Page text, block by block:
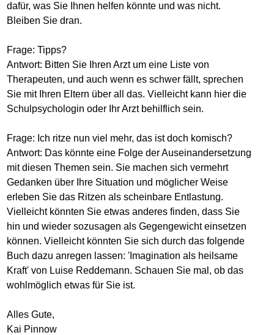
dafür, was Sie Ihnen helfen könnte und was nicht.
Bleiben Sie dran.
Frage: Tipps?
Antwort: Bitten Sie Ihren Arzt um eine Liste von
Therapeuten, und auch wenn es schwer fällt, sprechen
Sie mit Ihren Eltern über all das. Vielleicht kann hier die
Schulpsychologin oder Ihr Arzt behilflich sein.
Frage: Ich ritze nun viel mehr, das ist doch komisch?
Antwort: Das könnte eine Folge der Auseinandersetzung
mit diesen Themen sein. Sie machen sich vermehrt
Gedanken über Ihre Situation und möglicher Weise
erleben Sie das Ritzen als scheinbare Entlastung.
Vielleicht könnten Sie etwas anderes finden, dass Sie
hin und wieder sozusagen als Gegengewicht einsetzen
können. Vielleicht könnten Sie sich durch das folgende
Buch dazu anregen lassen: 'Imagination als heilsame
Kraft' von Luise Reddemann. Schauen Sie mal, ob das
wohlmöglich etwas für Sie ist.
Alles Gute,
Kai Pinnow